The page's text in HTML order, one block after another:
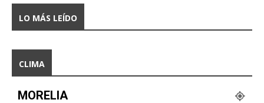
LO MÁS LEÍDO
CLIMA
MORELIA